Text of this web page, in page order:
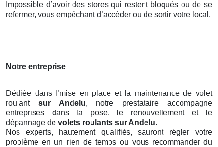
Impossible d’avoir des stores qui restent bloqués ou de se
refermer, vous empêchant d’accéder ou de sortir votre local.
Notre entreprise
Dédiée dans l’mise en place et la maintenance de volet
roulant sur Andelu, notre prestataire accompagne
entreprises dans la pose, le renouvellement et le
dépannage de volets roulants sur Andelu.
Nos experts, hautement qualifiés, sauront régler votre
problème en un rien de temps ou vous recommander du